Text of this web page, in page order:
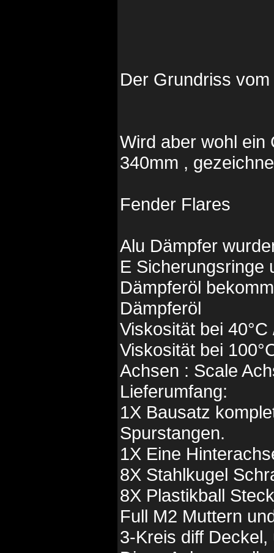
Der Grundriss
Wird aber wohl ein
340mm ,
Fender Flares
Alu Dämpfer
E Sicherungsringe
Dämpferöl
Dämpferöl
Viskosität bei
Viskosität bei
Achsen : Scale
Lieferumfang:
1X Bausatz
Spurstangen.
1X Eine
8X Stahlkugel
8X Plastikball
Full M2 Muttern
3-Kreis diff